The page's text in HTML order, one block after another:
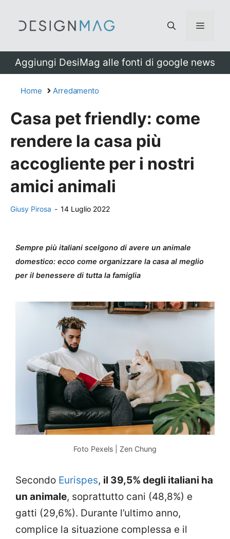
Menu
Aggiungi DesiMag alle fonti di google news
Home Arredamento
Casa pet friendly: come
rendere la casa più
accogliente per i nostri
amici animali
Giusy Pirosa - 14 Luglio 2022
Sempre più italiani scelgono di avere un animale
domestico: ecco come organizzare la casa al meglio
per il benessere di tutta la famiglia
Foto Pexels | Zen Chung
Secondo Eurispes, il 39,5% degli italiani ha
un animale, soprattutto cani (48,8%) e
gatti (29,6%). Durante l’ultimo anno,
complice la situazione complessa e il